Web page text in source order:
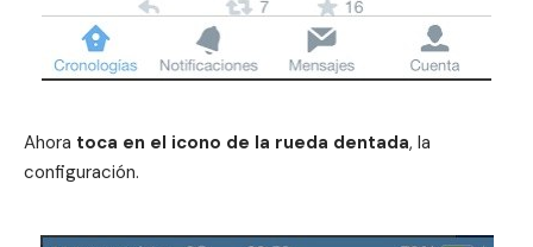
Ahora toca en el icono de la rueda dentada, la
configuración.